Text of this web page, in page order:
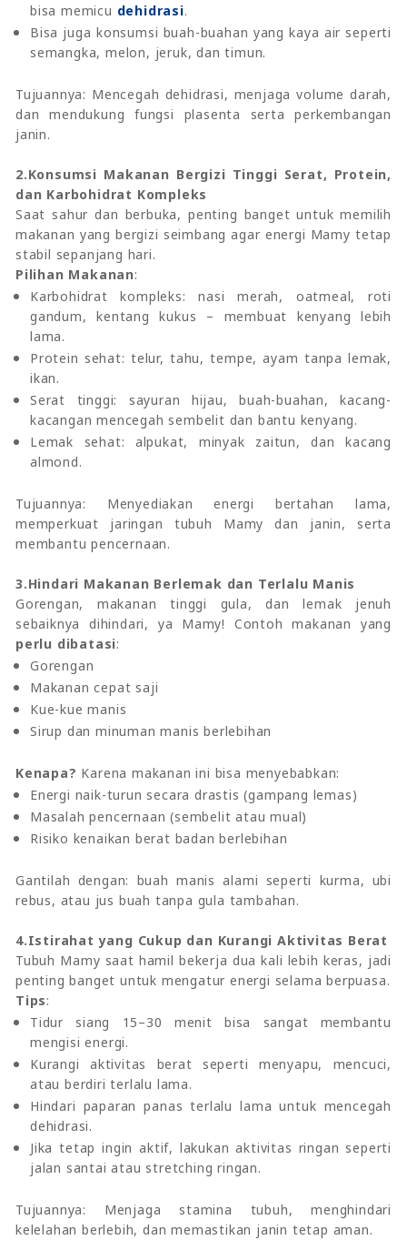
bisa memicu dehidrasi.
Bisa juga konsumsi buah-buahan yang kaya air seperti
semangka, melon, jeruk, dan timun.
Tujuannya: Mencegah dehidrasi, menjaga volume darah,
dan mendukung fungsi plasenta serta perkembangan
janin.
2.Konsumsi Makanan Bergizi Tinggi Serat, Protein,
dan Karbohidrat Kompleks
Saat sahur dan berbuka, penting banget untuk memilih
makanan yang bergizi seimbang agar energi Mamy tetap
stabil sepanjang hari.
Pilihan Makanan:
Karbohidrat kompleks: nasi merah, oatmeal, roti
gandum, kentang kukus – membuat kenyang lebih
lama.
Protein sehat: telur, tahu, tempe, ayam tanpa lemak,
ikan.
Serat tinggi: sayuran hijau, buah-buahan, kacang-
kacangan mencegah sembelit dan bantu kenyang.
Lemak sehat: alpukat, minyak zaitun, dan kacang
almond.
Tujuannya: Menyediakan energi bertahan lama,
memperkuat jaringan tubuh Mamy dan janin, serta
membantu pencernaan.
3.Hindari Makanan Berlemak dan Terlalu Manis
Gorengan, makanan tinggi gula, dan lemak jenuh
sebaiknya dihindari, ya Mamy! Contoh makanan yang
perlu dibatasi:
Gorengan
Makanan cepat saji
Kue-kue manis
Sirup dan minuman manis berlebihan
Kenapa? Karena makanan ini bisa menyebabkan:
Energi naik-turun secara drastis (gampang lemas)
Masalah pencernaan (sembelit atau mual)
Risiko kenaikan berat badan berlebihan
Gantilah dengan: buah manis alami seperti kurma, ubi
rebus, atau jus buah tanpa gula tambahan.
4.Istirahat yang Cukup dan Kurangi Aktivitas Berat
Tubuh Mamy saat hamil bekerja dua kali lebih keras, jadi
penting banget untuk mengatur energi selama berpuasa.
Tips:
Tidur siang 15–30 menit bisa sangat membantu
mengisi energi.
Kurangi aktivitas berat seperti menyapu, mencuci,
atau berdiri terlalu lama.
Hindari paparan panas terlalu lama untuk mencegah
dehidrasi.
Jika tetap ingin aktif, lakukan aktivitas ringan seperti
jalan santai atau stretching ringan.
Tujuannya: Menjaga stamina tubuh, menghindari
kelelahan berlebih, dan memastikan janin tetap aman.